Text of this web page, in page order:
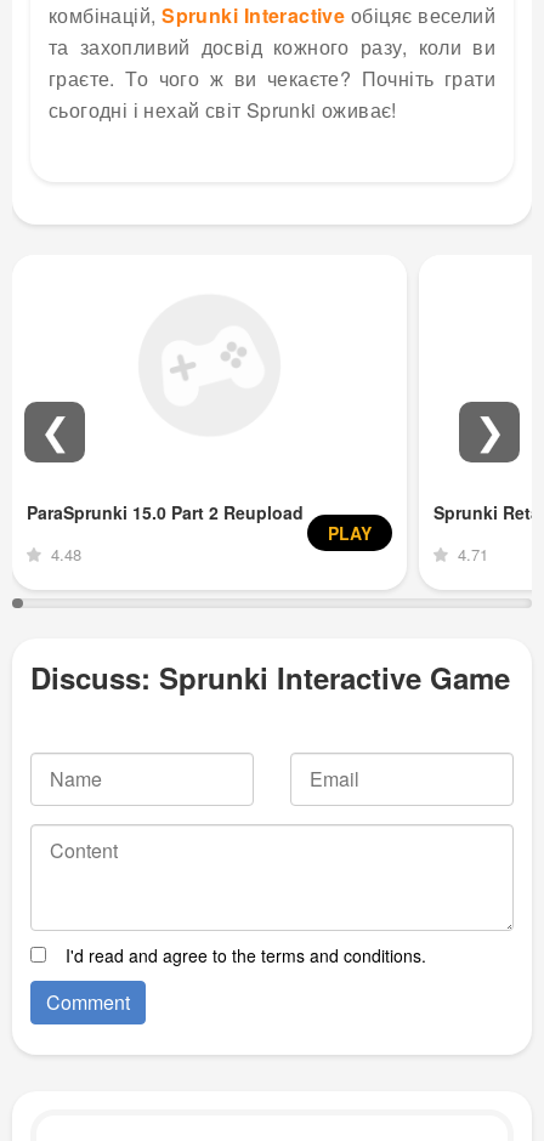
комбінацій,Sprunki Interactive обіцяє веселий
та захопливий досвід кожного разу, коли ви
граєте. То чого ж ви чекаєте? Почніть грати
сьогодні і нехай світ Sprunki оживає!
ParaSprunki 15.0 Part 2 Reupload
4.48
PLAY
Sprunki
4.71
❮ ❯
Discuss: Sprunki Interactive Game
I'd read and agree to the terms and conditions.